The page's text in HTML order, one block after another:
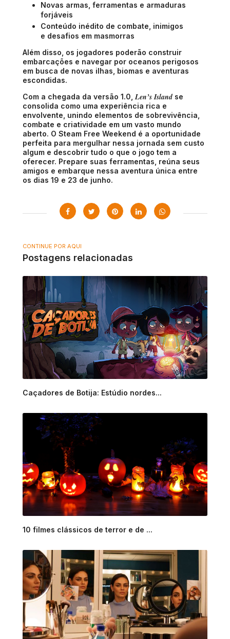
Novas armas, ferramentas e armaduras
forjáveis
Conteúdo inédito de combate, inimigos
e desafios em masmorras
Além disso, os jogadores poderão construir
embarcações e navegar por oceanos perigosos
em busca de novas ilhas, biomas e aventuras
escondidas.
Com a chegada da versão 1.0, Len’s Island se
consolida como uma experiência rica e
envolvente, unindo elementos de sobrevivência,
combate e criatividade em um vasto mundo
aberto. O Steam Free Weekend é a oportunidade
perfeita para mergulhar nessa jornada sem custo
algum e descobrir tudo o que o jogo tem a
oferecer. Prepare suas ferramentas, reúna seus
amigos e embarque nessa aventura única entre
os dias 19 e 23 de junho.
CONTINUE POR AQUI
Postagens relacionadas
Caçadores de Botija: Estúdio nordes...
10 filmes clássicos de terror e de ...